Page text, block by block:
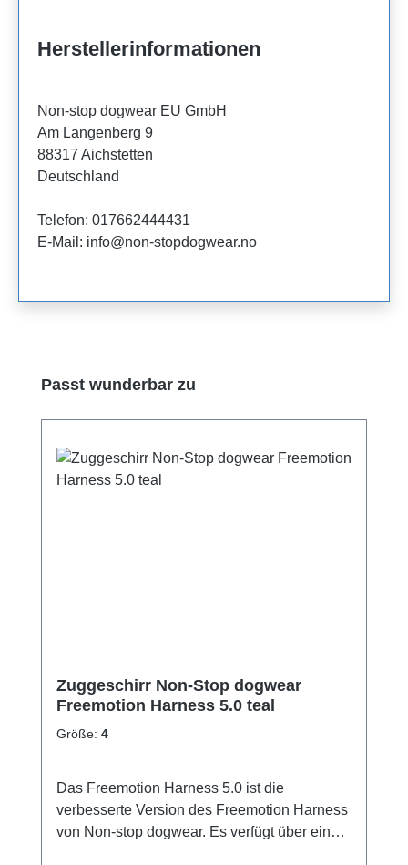
Herstellerinformationen
Non-stop dogwear EU GmbH
Am Langenberg 9
88317 Aichstetten
Deutschland
Telefon: 017662444431
E-Mail: info@non-stopdogwear.no
Produktgalerie überspringen
Passt wunderbar zu
Zuggeschirr Non-Stop dogwear
Freemotion Harness 5.0 teal
Größe: 4
Das Freemotion Harness 5.0 ist die
verbesserte Version des Freemotion Harness
von Non-stop dogwear. Es verfügt über eine